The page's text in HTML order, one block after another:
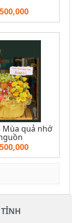
Mùa quả nhớ